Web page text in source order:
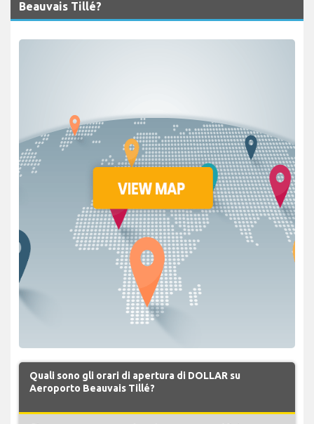
Beauvais Tillé?
Quali sono gli orari di apertura di DOLLAR su
Aeroporto Beauvais Tillé?